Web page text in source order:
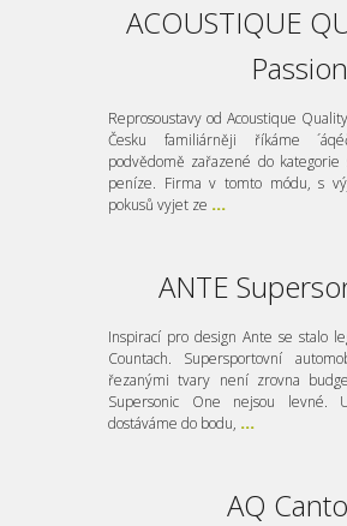
ACOUSTIQUE
Passion
Reprosoustavy od Acoustique
Česku familiárněji říkáme
podvědomě zařazené do
peníze. Firma v tomto módu, s
pokusů vyjet ze ...
ANTE
Inspirací pro design Ante se stalo
Countach. Supersportovní
řezanými tvary není zrovna
Supersonic One nejsou levné.
dostáváme do bodu, ...
AQ